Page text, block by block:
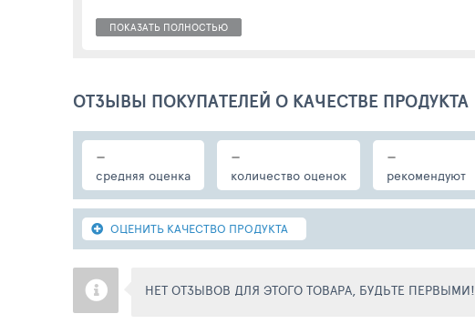
ПОКАЗАТЬ ПОЛНОСТЬЮ
ОТЗЫВЫ ПОКУПАТЕЛЕЙ О КАЧЕСТВЕ ПРОДУКТА
-
средняя оценка
-
количество оценок
-
рекомендуют
ОЦЕНИТЬ КАЧЕСТВО ПРОДУКТА
НЕТ ОТЗЫВОВ ДЛЯ ЭТОГО ТОВАРА, БУДЬТЕ ПЕРВЫМИ!